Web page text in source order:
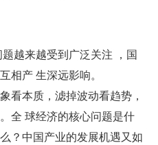
越来越受到广泛关注 ，国
相产 生深远影响。
看本质，滤掉波动看趋势，
全 球经济的核心问题是什
？中国产业的发展机遇又如